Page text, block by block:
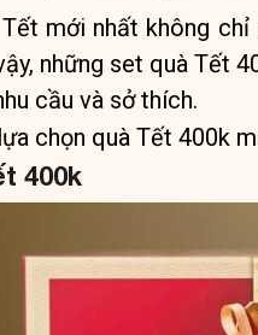
Tết mới nhất không
những set quà Tết
cầu và sở thích.
chọn quà Tết 400k
400k